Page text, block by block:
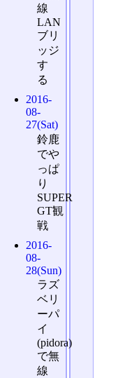
線
LAN
ブリ
ッジ
す
る
2016-
08-
27(Sat)
鈴鹿
でや
っぱ
り
SUPER
GT観
戦
2016-
08-
28(Sun)
ラズ
ベリ
ーパ
イ
(pidora)
で無
線